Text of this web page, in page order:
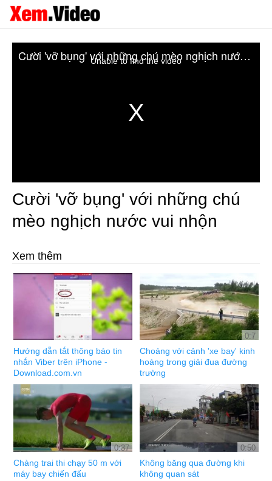
Unable to find the video Cười 'vỡ bụng' với những chú mèo nghịch nước vui nhộn
Cười 'vỡ bụng' với những chú
mèo nghịch nước vui nhộn
Xem thêm
Hướng dẫn tắt thông báo tin
nhắn Viber trên iPhone -
Download.com.vn
0:7
Choáng với cảnh 'xe bay' kinh
hoàng trong giải đua đường
trường
0:37
Chàng trai thi chạy 50 m với
máy bay chiến đấu
0:50
Không băng qua đường khi
không quan sát